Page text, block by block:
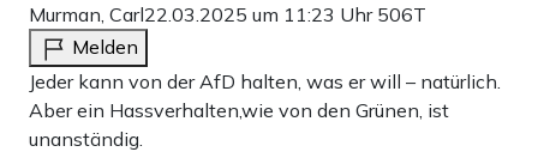
Murman, Carl22.03.2025 um 11:23 Uhr 506T
Melden
Jeder kann von der AfD halten, was er will – natürlich.
Aber ein Hassverhalten,wie von den Grünen, ist
unanständig.